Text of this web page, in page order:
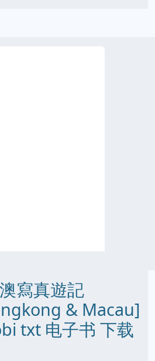
寫真遊記
& Macau]
txt 电子书 下载